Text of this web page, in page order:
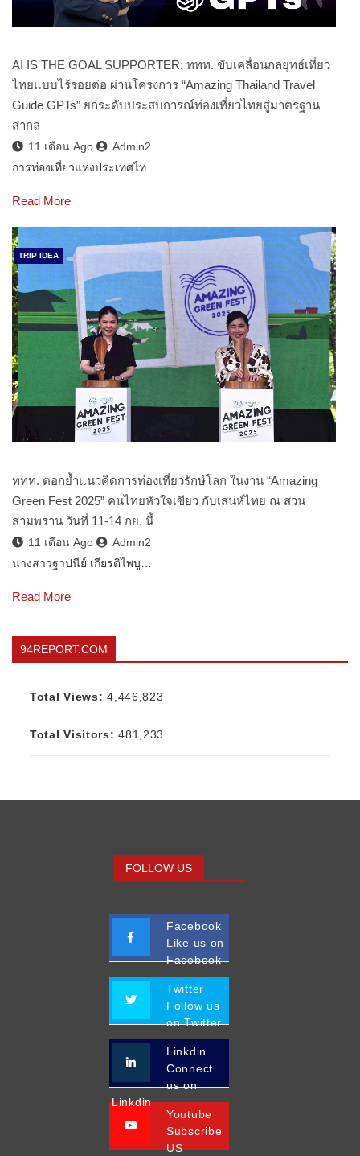
AI IS THE GOAL SUPPORTER: ททท. ขับเคลื่อนกลยุทธ์เที่ยว
ไทยแบบไร้รอยต่อ ผ่านโครงการ “Amazing Thailand Travel
Guide GPTs” ยกระดับประสบการณ์ท่องเที่ยวไทยสู่มาตรฐาน
สากล
11 เดือน Ago
Admin2
การท่องเที่ยวแห่งประเทศไท…
Read More
TRIP IDEA
ททท. ตอกย้ำแนวคิดการท่องเที่ยวรักษ์โลก ในงาน “Amazing
Green Fest 2025” คนไทยหัวใจเขียว กับเสน่ห์ไทย ณ สวน
สามพราน วันที่ 11-14 กย. นี้
11 เดือน Ago
Admin2
นางสาวฐาปนีย์ เกียรติไพบู…
Read More
94REPORT.COM
Total Views:4,446,823
Total Visitors:481,233
FOLLOW US
Facebook
Like us on
Facebook
Twitter
Follow us
on Twitter
Linkdin
Connect
us on
Linkdin
Youtube
Subscribe
US